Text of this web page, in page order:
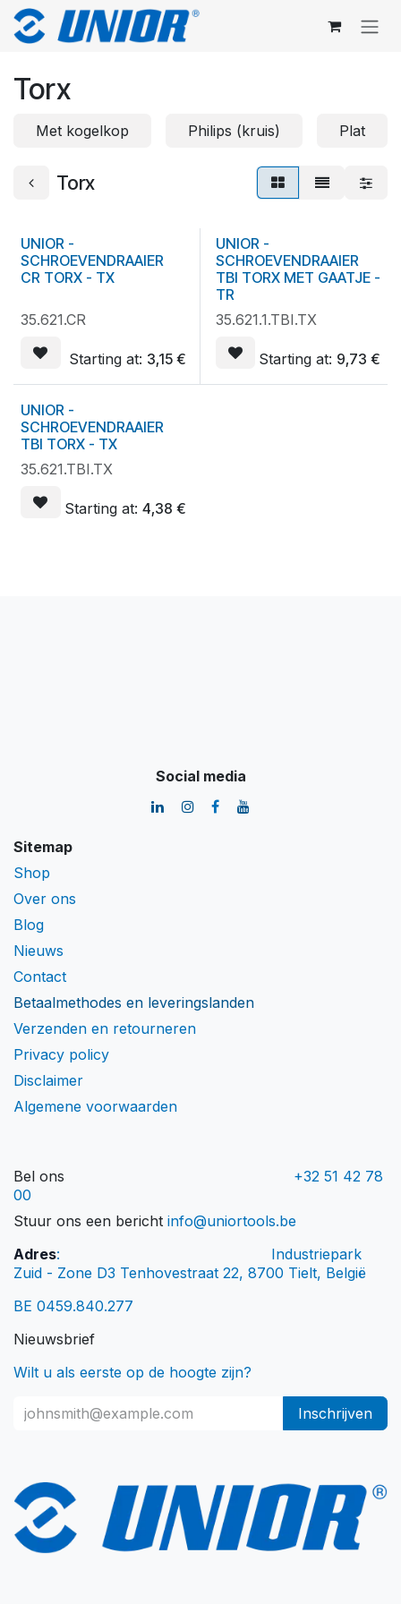
Overslaan naar inhoud
Torx
Met kogelkop Philips (kruis) Plat
Torx
OP = OP
UNIOR -
SCHROEVENDRAAIER
CR TORX - TX
35.621.CR
Starting at: 3,15€
OP = OP
UNIOR -
SCHROEVENDRAAIER
TBI TORX MET GAATJE -
TR
35.621.1.TBI.TX
Starting at: 9,73 €
UNIOR -
SCHROEVENDRAAIER
TBI TORX - TX
35.621.TBI.TX
Starting at: 4,38 €
Social media
Sitemap
Shop
Over ons
Blog
Nieuws
Contact
Betaalmethodes en leveringslanden
Verzenden en retourneren
Privacy policy
Disclaimer
Algemene voorwaarden
Bel ons​
+32 51 42 78
00
Stuur ons een bericht info@uniortools.be
Adres:
​Industriepark
Zuid - Zone D3 Tenhovestraat 22, 8700 Tielt, België
BE 0459.840.277
Nieuwsbrief
Wilt u als eerste op de hoogte zijn?
Inschrijven